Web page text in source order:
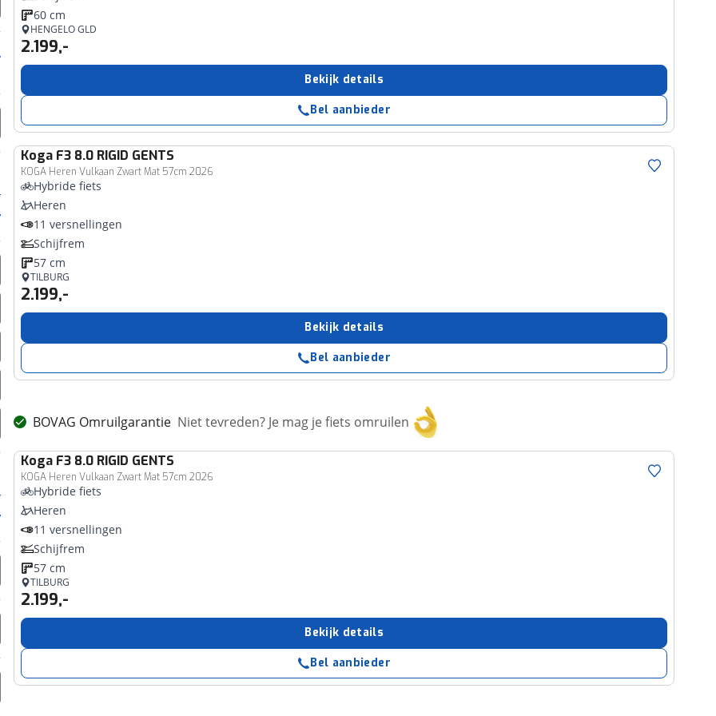
60 cm
HENGELO GLD
2.199,-
Bekijk details
Bel aanbieder
Koga F3 8.0 RIGID GENTS
KOGA Heren Vulkaan Zwart Mat 57cm 2026
Hybride fiets
Heren
11 versnellingen
Schijfrem
57 cm
TILBURG
2.199,-
Bekijk details
Bel aanbieder
BOVAG Omruilgarantie Niet tevreden? Je mag je fiets omruilen
Koga F3 8.0 RIGID GENTS
KOGA Heren Vulkaan Zwart Mat 57cm 2026
Hybride fiets
Heren
11 versnellingen
Schijfrem
57 cm
TILBURG
2.199,-
Bekijk details
Bel aanbieder